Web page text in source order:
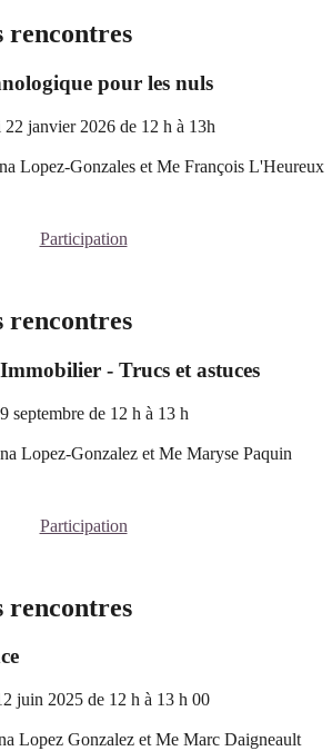
rencontres
pour les nuls
22 janvier 2026 de 12 h à 13h
Lopez-Gonzales et Me François L'Heureux
Participation
rencontres
- Trucs et astuces
septembre de 12 h à 13 h
Lopez-Gonzalez et Me Maryse Paquin
Participation
rencontres
juin 2025 de 12 h à 13 h 00
Lopez Gonzalez et Me Marc Daigneault